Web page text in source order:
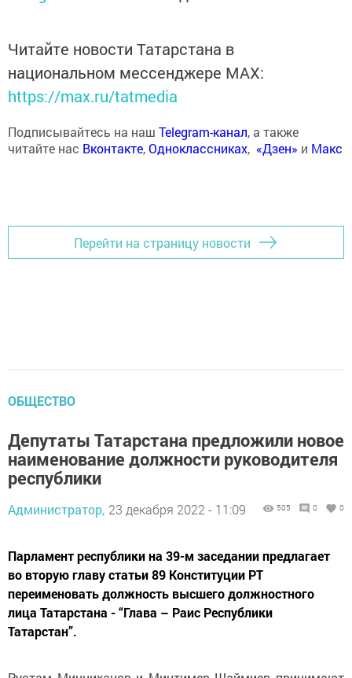
Читайте новости Татарстана в
национальном мессенджере MАХ:
https://max.ru/tatmedia
Подписывайтесь на наш Telegram-канал, а также
читайте нас Вконтакте,Одноклассниках, «Дзен» и Макс
Перейти на страницу новости
ОБЩЕСТВО
Депутаты Татарстана предложили новое
наименование должности руководителя
республики
Администратор, 23 декабря 2022 - 11:09 505 0 0
Парламент республики на 39-м заседании предлагает
во вторую главу статьи 89 Конституции РТ
переименовать должность высшего должностного
лица Татарстана - “Глава – Раис Республики
Татарстан”.